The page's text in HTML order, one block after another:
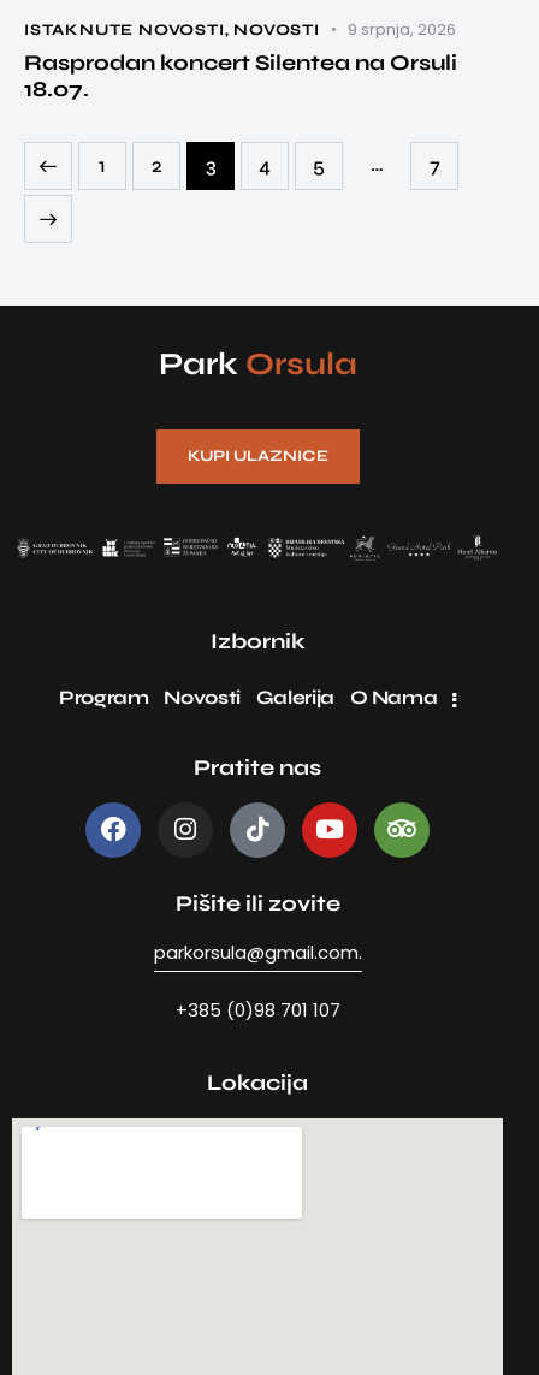
ISTAKNUTE NOVOSTI, NOVOSTI 9 srpnja, 2026
Rasprodan koncert Silentea na Orsuli
18.07.
1 2 3 4 5 … 7
Park Orsula
KUPI ULAZNICE
Izbornik
Program Novosti Galerija O Nama
Pratite nas
Pišite ili zovite
parkorsula@gmail.com.
+385 (0)98 701 107
Lokacija